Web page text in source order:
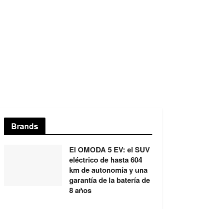
Brands
El OMODA 5 EV: el SUV
eléctrico de hasta 604
km de autonomía y una
garantía de la batería de
8 años